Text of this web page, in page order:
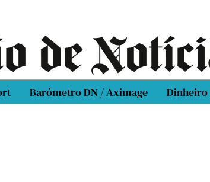
Barómetro DN / Aximage Dinheiro